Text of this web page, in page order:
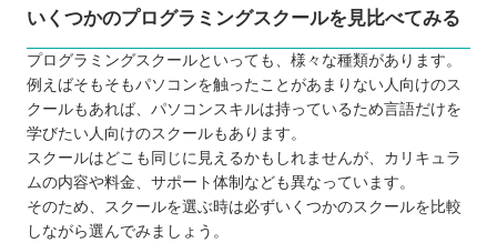
学びたい言語が選択できない場合がある
コストは独学よりもかかってしまう
スケジュールを柔軟に設定できない
どんなプログラミング言語を学ぶのが良いのか
子ども向けと大人向けにプログラミングスクールに
違いはあるか
お得にプログラミングスクールに通える制度
プログラミングスクールで挫折しないために
いくつかのプログラミングスクールを見比べてみる
プログラミングスクールといっても、様々な種類があります。
例えばそもそもパソコンを触ったことがあまりない人向けのス
クールもあれば、パソコンスキルは持っているため言語だけを
学びたい人向けのスクールもあります。
スクールはどこも同じに見えるかもしれませんが、カリキュラ
ムの内容や料金、サポート体制なども異なっています。
そのため、スクールを選ぶ時は必ずいくつかのスクールを比較
しながら選んでみましょう。